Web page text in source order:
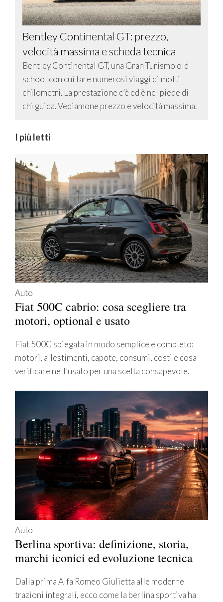
Bentley Continental GT: prezzo,
velocità massima e scheda tecnica
Bentley Continental GT, una Gran Turismo old-
school con cui fare numerosi viaggi di molti
chilometri. La prestazione c’è ed è nel piede di
chi guida. Vediamone prezzo e velocità massima.
I più letti
Auto
Fiat 500C cabrio: cosa scegliere tra
motori, optional e usato
Fiat 500C spiegata in modo semplice e completo:
motori, allestimenti, capote, consumi, costi e cosa
verificare nell’usato per una scelta consapevole.
Auto
Berlina sportiva: definizione, storia,
marchi iconici ed evoluzione tecnica
Dalla prima Alfa Romeo Giulietta alle moderne
trazioni integrali, ecco come la berlina sportiva ha